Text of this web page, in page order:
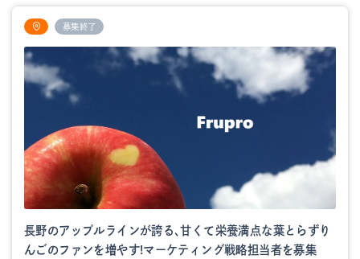
募集終了
長野のアップルラインが誇る、甘くて栄養満点な葉とらずり
んごのファンを増やす!マーケティング戦略担当者を募集